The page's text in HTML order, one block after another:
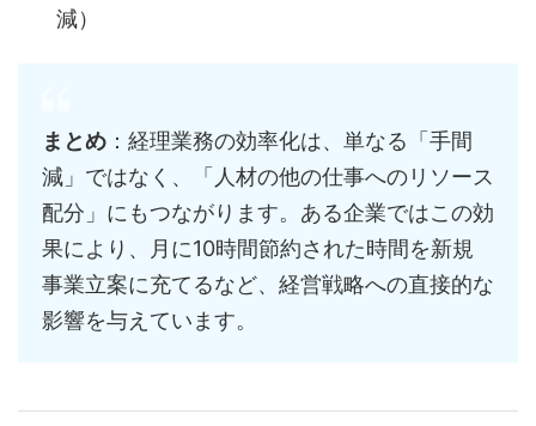
減）
まとめ ：経理業務の効率化は、単なる「手間
減」ではなく、「人材の他の仕事へのリソース
配分」にもつながります。ある企業ではこの効
果により、月に10時間節約された時間を新規
事業立案に充てるなど、経営戦略への直接的な
影響を与えています。